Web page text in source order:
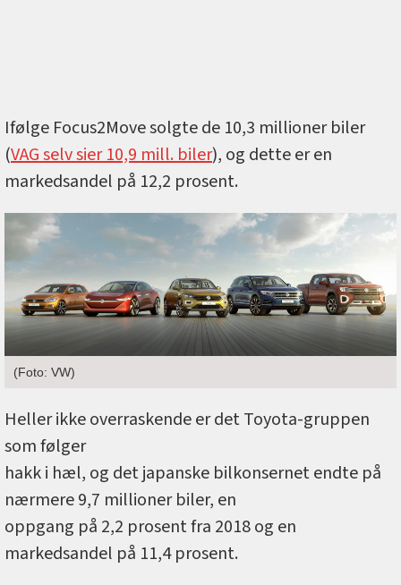
Ifølge Focus2Move solgte de 10,3 millioner biler
(VAG selv sier 10,9 mill. biler), og dette er en
markedsandel på 12,2 prosent.
(Foto: VW)
Heller ikke overraskende er det Toyota-gruppen
som følger
hakk i hæl, og det japanske bilkonsernet endte på
nærmere 9,7 millioner biler, en
oppgang på 2,2 prosent fra 2018 og en
markedsandel på 11,4 prosent.